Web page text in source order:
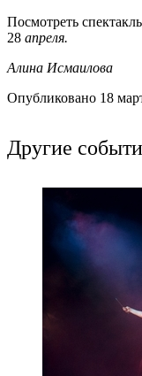
Посмотреть
28 апреля.
Алина Исмаилова
Опубликовано 18
Другие